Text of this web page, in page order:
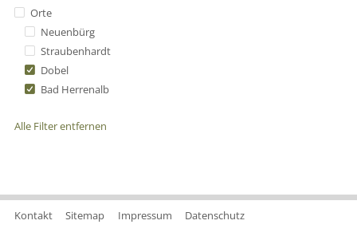
Orte
Neuenbürg
Straubenhardt
Dobel
Bad Herrenalb
Alle Filter entfernen
Kontakt Sitemap Impressum Datenschutz